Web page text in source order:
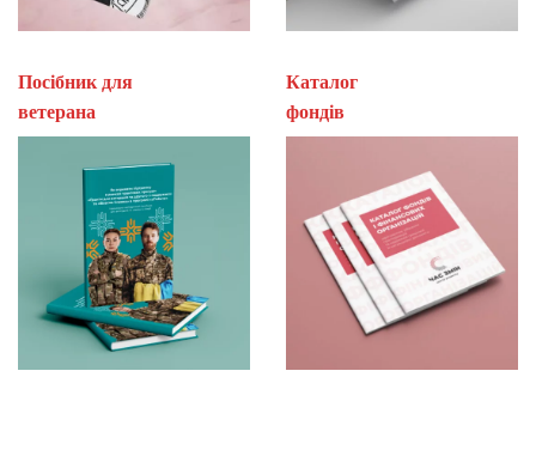
Посібник для
ветерана
Каталог